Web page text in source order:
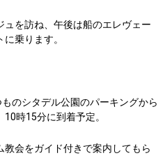
を訪ね、午後は船のエレヴェー
乗ります。
のシタデル公園のパーキングから
時15分に到着予定。
会をガイド付きで案内してもら